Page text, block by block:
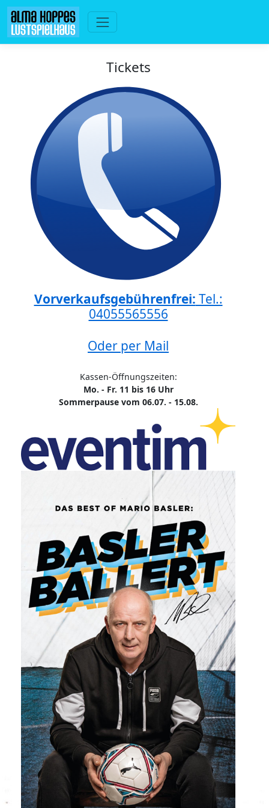
Tickets
Vorverkaufsgebührenfrei: Tel.:
04055565556
Oder per Mail
Kassen-Öffnungszeiten:
Mo. - Fr. 11 bis 16 Uhr
Sommerpause vom 06.07. - 15.08.